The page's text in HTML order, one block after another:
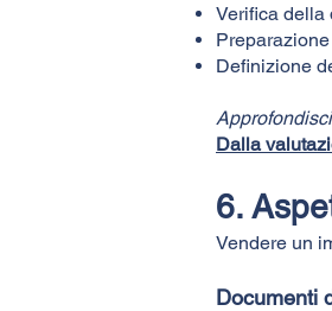
Verifica della
Definizione
Dalla
6.
Vendere un
Documenti